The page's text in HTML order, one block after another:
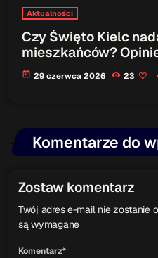
Aktualności
Czy Święto Kielc
mieszkańców?
today 29 czerwca 2026 23
Komentarze do
Zostaw komentarz
Twój adres e-mail nie zostanie
są wymagane
Komentarz*